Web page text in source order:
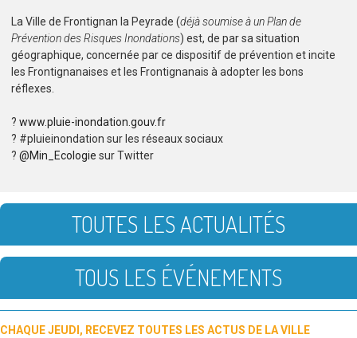
La Ville de Frontignan la Peyrade (déjà soumise à un Plan de
Prévention des Risques Inondations) est, de par sa situation
géographique, concernée par ce dispositif de prévention et incite
les Frontignanaises et les Frontignanais à adopter les bons
réflexes.
? www.pluie-inondation.gouv.fr
? #pluieinondation sur les réseaux sociaux
? @Min_Ecologie sur Twitter
TOUTES LES ACTUALITÉS
TOUS LES ÉVÉNEMENTS
CHAQUE JEUDI, RECEVEZ TOUTES LES ACTUS DE LA VILLE